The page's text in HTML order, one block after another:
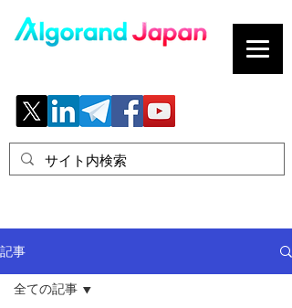
記事
全ての記事